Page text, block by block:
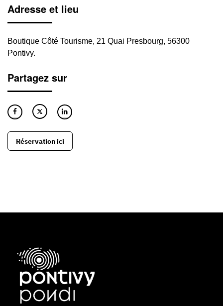
Adresse et lieu
Boutique Côté Tourisme, 21 Quai Presbourg, 56300
Pontivy.
Partagez sur
Réservation ici